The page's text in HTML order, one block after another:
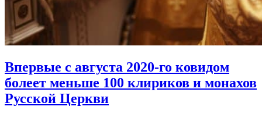
Впервые с августа 2020-го ковидом
болеет меньше 100 клириков и монахов
Русской Церкви